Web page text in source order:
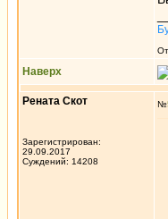
Наверх
Рената Скот
Зарегистрирован:
29.09.2017
Суждений: 14208
№